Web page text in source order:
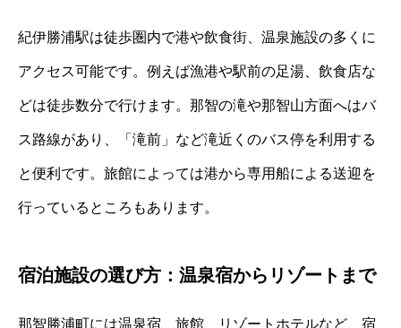
紀伊勝浦駅は徒歩圏内で港や飲食街、温泉施設の多くに
アクセス可能です。例えば漁港や駅前の足湯、飲食店な
どは徒歩数分で行けます。那智の滝や那智山方面へはバ
ス路線があり、「滝前」など滝近くのバス停を利用する
と便利です。旅館によっては港から専用船による送迎を
行っているところもあります。
宿泊施設の選び方：温泉宿からリゾートまで
那智勝浦町には温泉宿、旅館、リゾートホテルなど、宿